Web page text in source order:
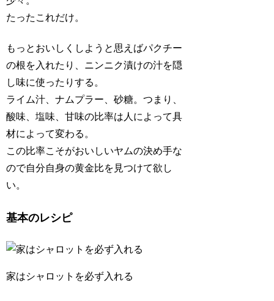
たったこれだけ。
もっとおいしくしようと思えばパクチー
の根を入れたり、ニンニク漬けの汁を隠
し味に使ったりする。
ライム汁、ナムプラー、砂糖。つまり、
酸味、塩味、甘味の比率は人によって具
材によって変わる。
この比率こそがおいしいヤムの決め手な
ので自分自身の黄金比を見つけて欲し
い。
基本のレシピ
家はシャロットを必ず入れる